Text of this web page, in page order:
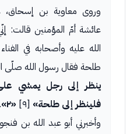
وروى معاوية بن
عائشة أمّ المؤمنين قالت:
الله عليه وأصحابه في
طلحة فقال رسول الله صلّى
ينظر إلى رجل يمشي
فلينظر إلى طلحة» [٩] «٢»
.
وأخبرني أبو عبد الله بن